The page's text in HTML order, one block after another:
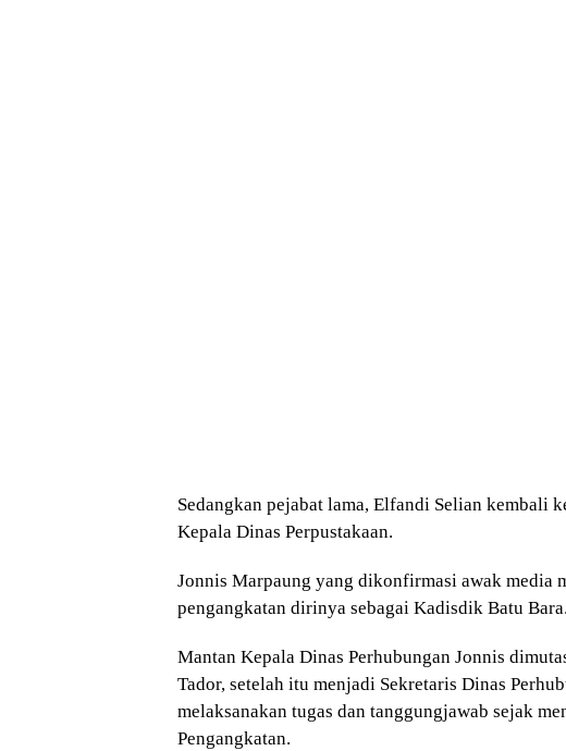
Sedangkan pejabat lama, Elfandi Selian kembali
Kepala Dinas Perpustakaan.
Jonnis Marpaung yang dikonfirmasi awak media
pengangkatan dirinya sebagai Kadisdik Batu Bara.
Mantan Kepala Dinas Perhubungan Jonnis
Tador, setelah itu menjadi Sekretaris Dinas
melaksanakan tugas dan tanggungjawab sejak
Pengangkatan.